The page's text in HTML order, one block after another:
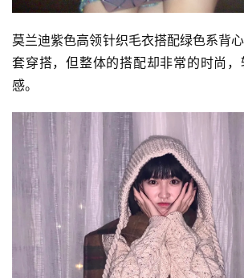
莫兰迪紫色高领针织毛衣搭配绿色系背
套穿搭，但整体的搭配却非常的时尚
感。